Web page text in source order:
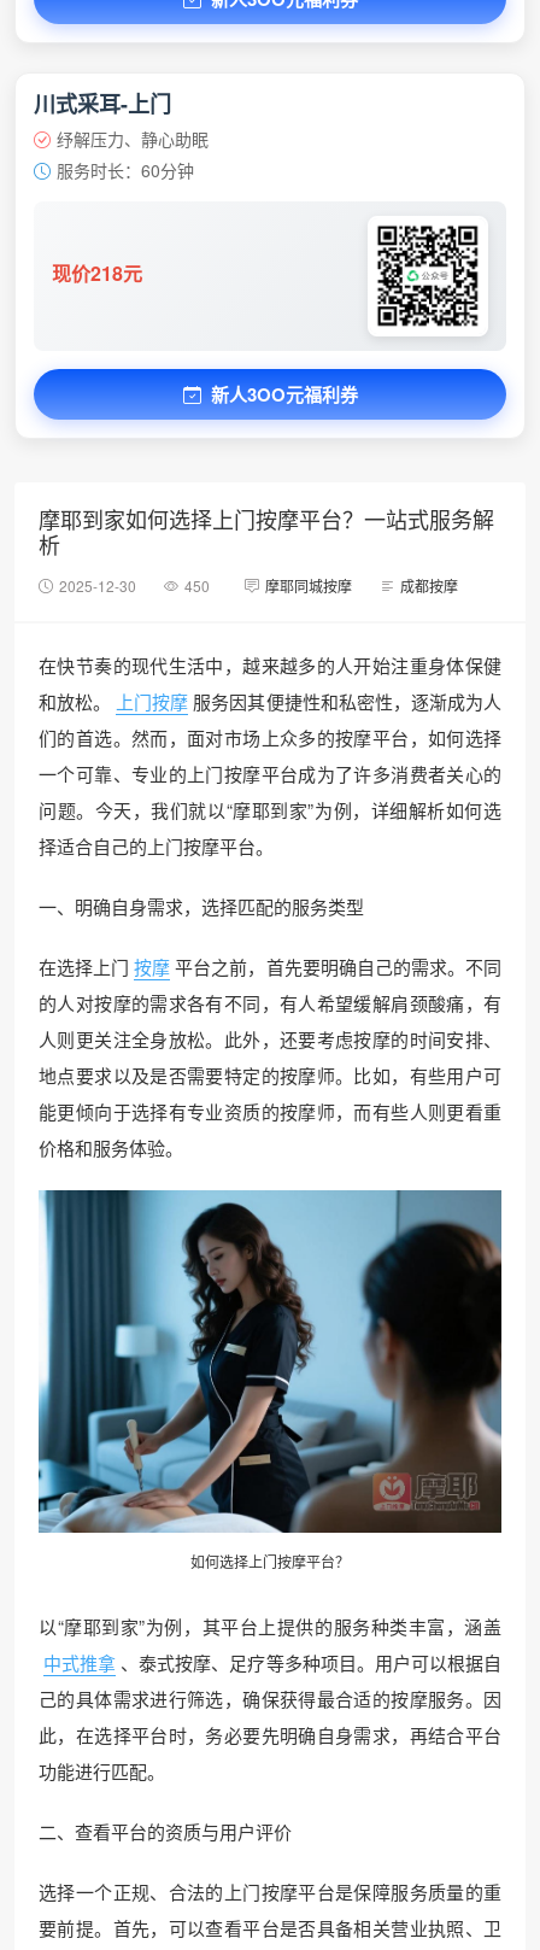
川式采耳-上门
纾解压力、静心助眠
服务时长：60分钟
现价218元
新人3OO元福利券
摩耶到家如何选择上门按摩平台？一站式服务解
析
2025-12-30 450 摩耶同城按摩 成都按摩
在快节奏的现代生活中，越来越多的人开始注重身体保健
和放松。
上门按摩 服务因其便捷性和私密性，逐渐成为人
们的首选。然而，面对市场上众多的按摩平台，如何选择
一个可靠、专业的上门按摩平台成为了许多消费者关心的
问题。今天，我们就以“摩耶到家”为例，详细解析如何选
择适合自己的上门按摩平台。
一、明确自身需求，选择匹配的服务类型
在选择上门 按摩 平台之前，首先要明确自己的需求。不同
的人对按摩的需求各有不同，有人希望缓解肩颈酸痛，有
人则更关注全身放松。此外，还要考虑按摩的时间安排、
地点要求以及是否需要特定的按摩师。比如，有些用户可
能更倾向于选择有专业资质的按摩师，而有些人则更看重
价格和服务体验。
如何选择上门按摩平台？
以“摩耶到家”为例，其平台上提供的服务种类丰富，涵盖
中式推拿 、泰式按摩、足疗等多种项目。用户可以根据自
己的具体需求进行筛选，确保获得最合适的按摩服务。因
此，在选择平台时，务必要先明确自身需求，再结合平台
功能进行匹配。
二、查看平台的资质与用户评价
选择一个正规、合法的上门按摩平台是保障服务质量的重
要前提。首先，可以查看平台是否具备相关营业执照、卫